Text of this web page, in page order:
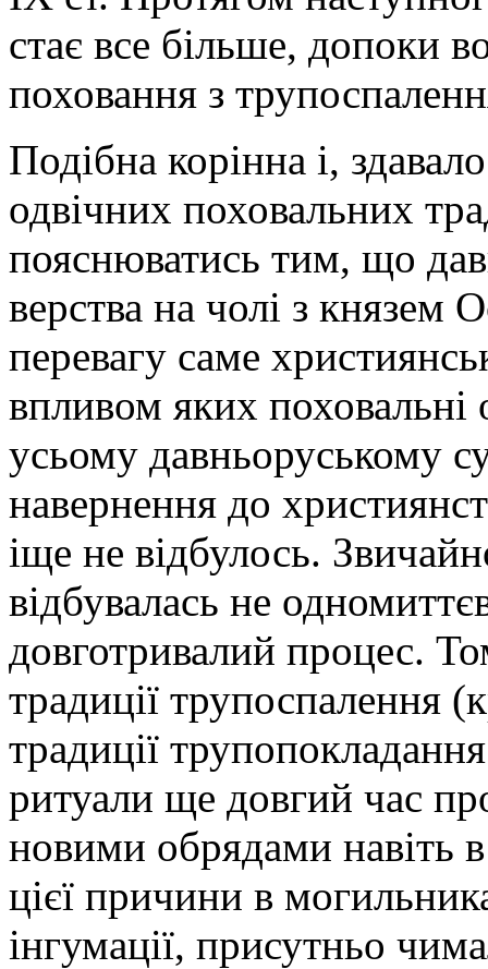
стає все більше, допоки
поховання з
Подібна корінна і,
одвічних поховальних
пояснюватись тим, що
верства на чолі з князем
перевагу саме
впливом яких поховальні
усьому давньоруському
навернення до
іще не відбулось.
відбувалась не
довготривалий процес.
традиції трупоспалення
традиції
ритуали ще довгий час
новими обрядами навіть
цієї причини в
інгумації, присутньо